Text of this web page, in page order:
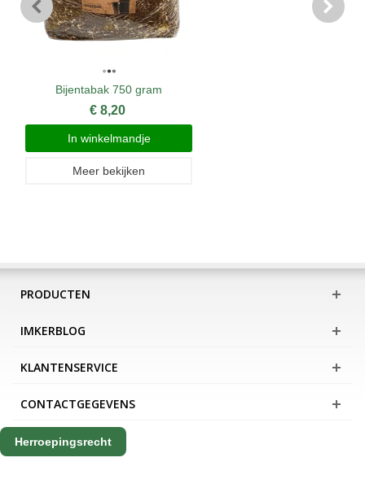
Bijentabak 750 gram
€ 8,20
In winkelmandje
Meer bekijken
PRODUCTEN
IMKERBLOG
KLANTENSERVICE
CONTACTGEGEVENS
Herroepingsrecht